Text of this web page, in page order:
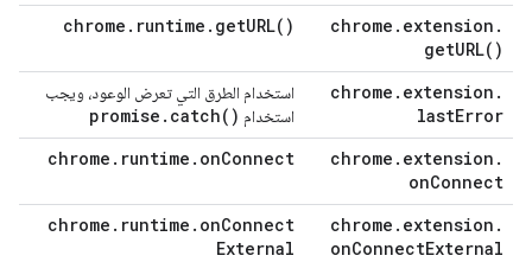
chrome . extension .
getURL( )
chrome . runtime . getURL( )
chrome . extension .
lastError
استخدام الطرق التي تعرض الوعود، ويجب
استخدام
promise . catch( )
chrome . extension .
onConnect
chrome . runtime . onConnect
chrome . extension .
onConnectExternal
chrome . runtime . onConnect
External